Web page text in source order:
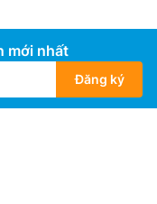
703V với dàn
Resin mới
nước trên thiết bị,
mới nhất
Đăng ký